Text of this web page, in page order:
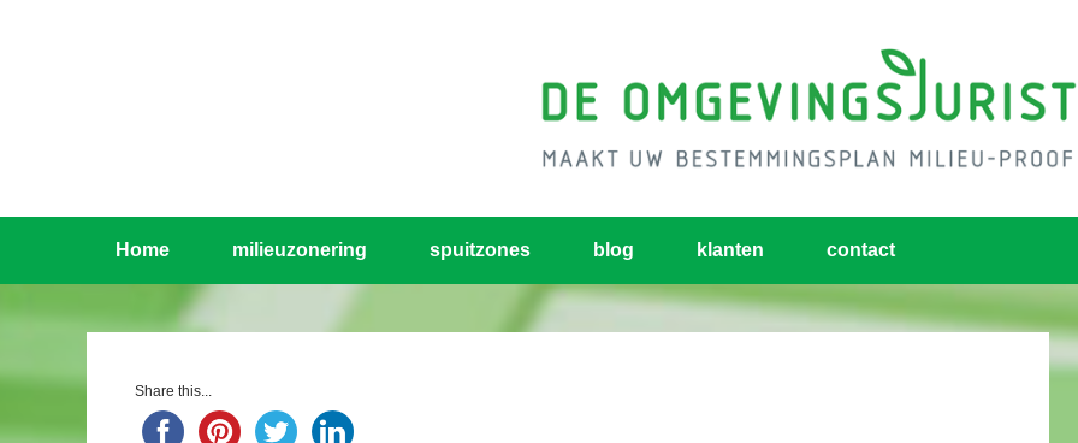
Home milieuzonering spuitzones blog klanten contact
Share this...